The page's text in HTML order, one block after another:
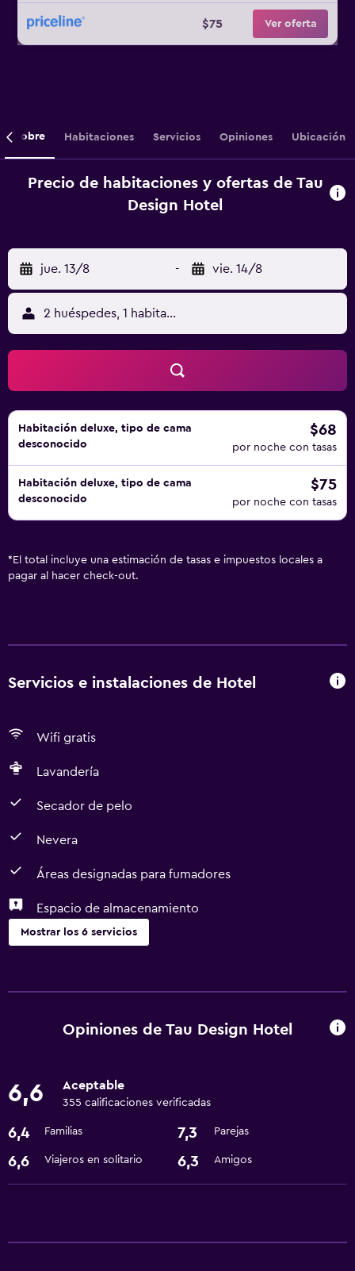
$75 Ver oferta
Sobre Habitaciones Servicios Opiniones Ubicación
Precio de habitaciones y ofertas de Tau
Design Hotel
jue. 13/8 - vie. 14/8
2 huéspedes, 1 habitación
Habitación deluxe, tipo de cama
desconocido
$68
por noche con tasas
Habitación deluxe, tipo de cama
desconocido
$75
por noche con tasas
* El total incluye una estimación de tasas e impuestos locales a
pagar al hacer check-out.
Servicios e instalaciones de Hotel
Wifi gratis
Lavandería
Secador de pelo
Nevera
Áreas designadas para fumadores
Espacio de almacenamiento
Mostrar los 6 servicios
Áreas designadas para fumadores
Lavandería
Lavandería
Opiniones de Tau Design Hotel
6,6 Aceptable
355 calificaciones verificadas
6,4 Familias 7,3 Parejas
6,6 Viajeros en solitario 6,3 Amigos